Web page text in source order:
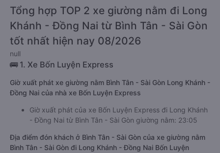
Tổng hợp TOP 2 xe giường nằm đi Long
Khánh - Đồng Nai từ Bình Tân - Sài Gòn
tốt nhất hiện nay 08/2026
null
🚌 1. Xe Bốn Luyện Express
Giờ xuất phát xe giường nằm Bình Tân - Sài Gòn Long Khánh -
Đồng Nai của nhà xe Bốn Luyện Express
Giờ xuất phát của xe Bốn Luyện Express đi Long Khánh
- Đồng Nai từ Bình Tân - Sài Gòn giường nằm: 23:05
Địa điểm đón khách ở Bình Tân - Sài Gòn của xe giường nằm
Bình Tân - Sài Gòn đi Long Khánh - Đồng Nai Bốn Luyện